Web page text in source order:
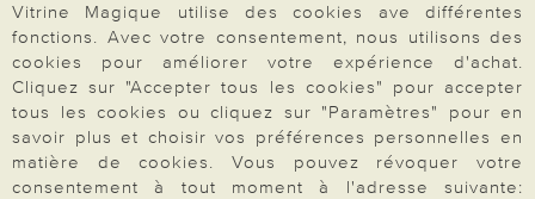
Rétractation
Paiement & Livraison
Vitrine Magique utilise des cookies ave différentes
fonctions. Avec votre consentement, nous utilisons des
cookies pour améliorer votre expérience d'achat.
Cliquez sur "Accepter tous les cookies" pour accepter
tous les cookies ou cliquez sur "Paramètres" pour en
savoir plus et choisir vos préférences personnelles en
matière de cookies. Vous pouvez révoquer votre
consentement à tout moment à l'adresse suivante: